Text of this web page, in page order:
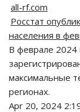
all-rf.com
Росстат
населения в
В феврале 2024
максимальные
регионах.
Apr 20, 2024